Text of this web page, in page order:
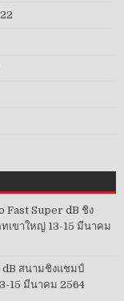
Fast Super dB ชิง
เขาใหญ่ 13-15 มีนาคม
dB สนามชิงแชมป์
15 มีนาคม 2564